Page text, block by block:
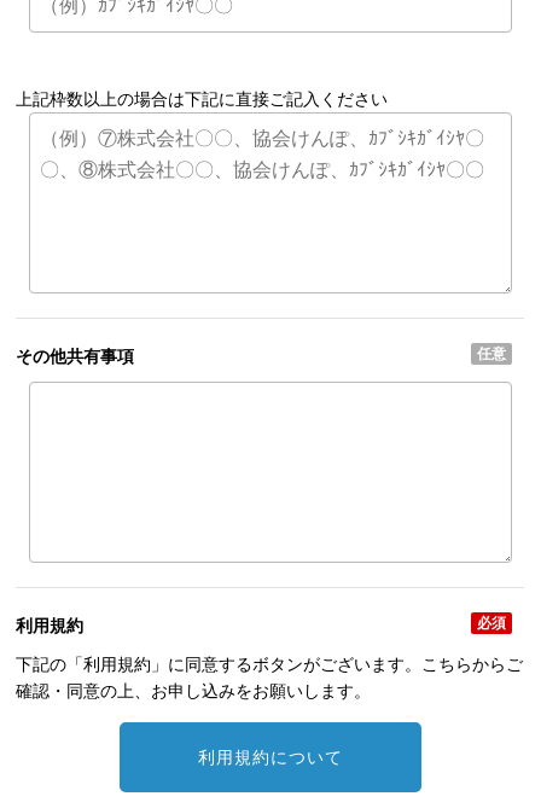
上記枠数以上の場合は下記に直接ご記入ください
その他共有事項 任意
利用規約 必須
下記の「利用規約」に同意するボタンがございます。こちらからご
確認・同意の上、お申し込みをお願いします。
利用規約について